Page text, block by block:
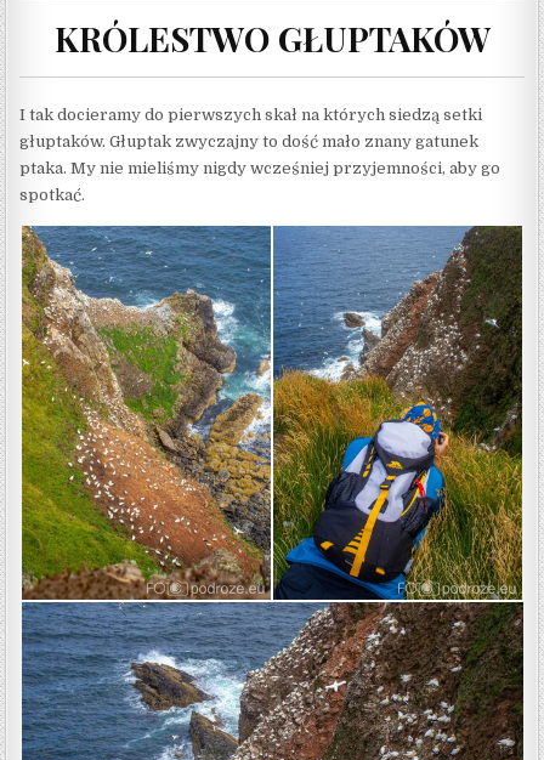
KRÓLESTWO GŁUPTAKÓW
I tak docieramy do pierwszych skał na których siedzą setki
głuptaków. Głuptak zwyczajny to dość mało znany gatunek
ptaka. My nie mieliśmy nigdy wcześniej przyjemności, aby go
spotkać.